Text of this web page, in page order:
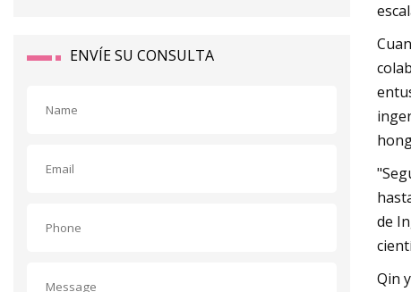
ENVÍE SU CONSULTA
de
Qin